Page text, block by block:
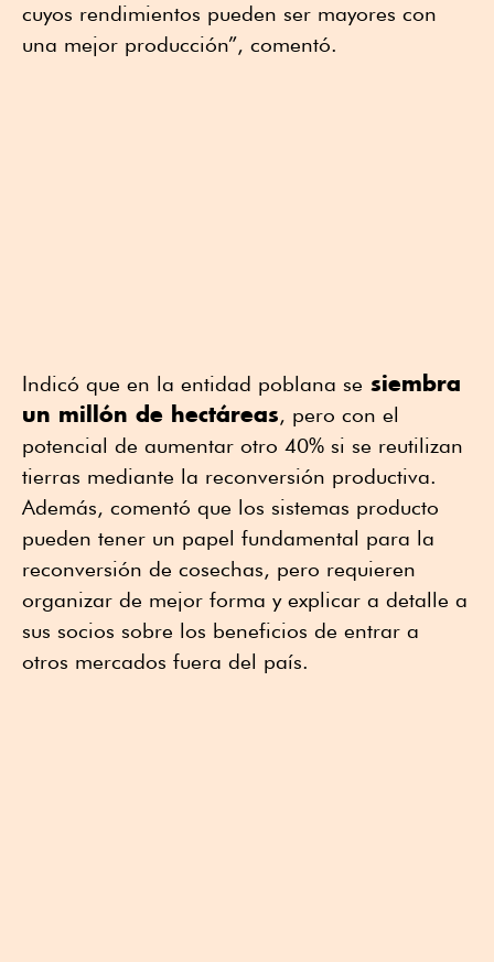
cuyos rendimientos pueden ser mayores con
una mejor producción”, comentó.
Indicó que en la entidad poblana se siembra
un millón de hectáreas, pero con el
potencial de aumentar otro 40% si se reutilizan
tierras mediante la reconversión productiva.
Además, comentó que los sistemas producto
pueden tener un papel fundamental para la
reconversión de cosechas, pero requieren
organizar de mejor forma y explicar a detalle a
sus socios sobre los beneficios de entrar a
otros mercados fuera del país.